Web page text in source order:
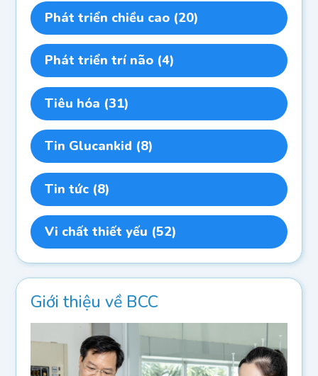
Phát triển chiều cao (20)
Phát triển trí não (4)
Tiêu hóa (31)
Tin Glucankid (8)
Tin tức (8)
Vi chất thiết yếu (52)
Giới thiệu về BCC